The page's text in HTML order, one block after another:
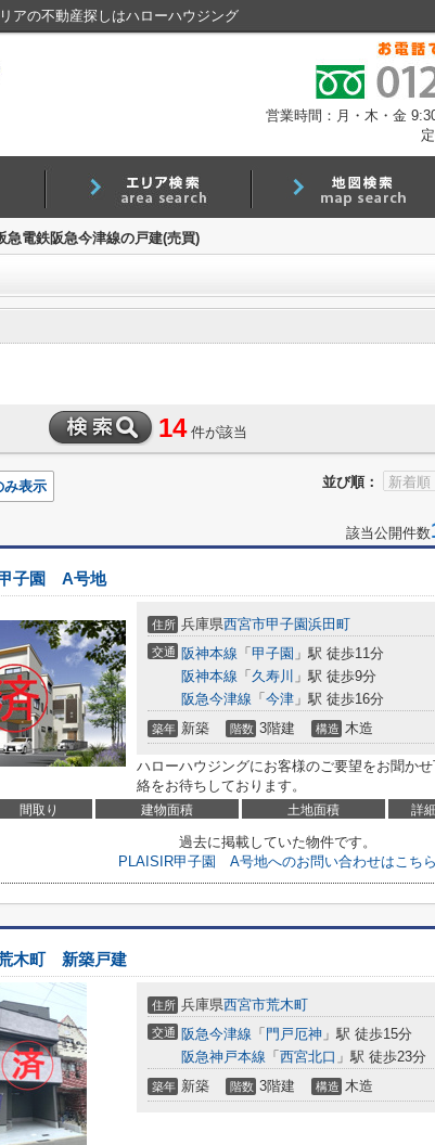
アの不動産探しはハローハウジング
営業時間：月・木・金
急電鉄阪急今津線の戸建(売買)
14 件が該当
並び順：
み表示
該当公開件数
子園 A号地
住所 兵庫県西宮市甲子園浜田町
交通 阪神本線 「 甲子園 」駅 徒歩11分
阪神本線 「 久寿川 」駅 徒歩9分
阪急今津線 「 今津 」駅 徒歩16分
築年 新築 階数 3階建 構造 木造
ハローハウジングにお客様のご要望をお聞か
絡をお待ちしております。
間取り 建物面積 土地面積 詳細
過去に掲載していた物件です。
PLAISIR甲子園 A号地へのお問い合わせはこちら
木町 新築戸建
住所 兵庫県西宮市荒木町
交通 阪急今津線 「 門戸厄神 」駅 徒歩15分
阪急神戸本線 「 西宮北口 」駅 徒歩23分
築年 新築 階数 3階建 構造 木造